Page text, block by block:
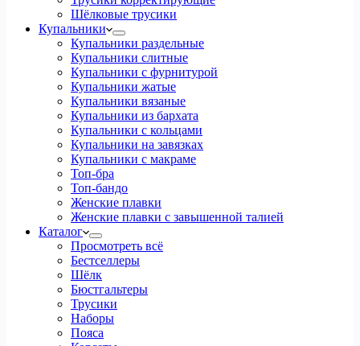
Шёлковые трусики
Купальники
Купальники раздельные
Купальники слитные
Купальники с фурнитурой
Купальники жатые
Купальники вязаные
Купальники из бархата
Купальники с кольцами
Купальники на завязках
Купальники с макраме
Топ-бра
Топ-бандо
Женские плавки
Женские плавки с завышенной талией
Каталог
Просмотреть всё
Бестселлеры
Шёлк
Бюстгальтеры
Трусики
Наборы
Пояса